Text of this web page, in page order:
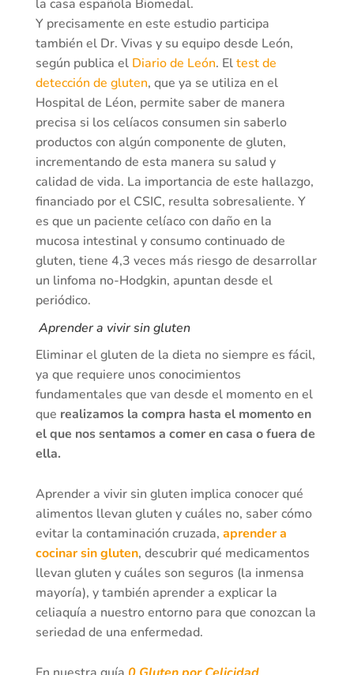
la casa española Biomedal.
Y precisamente en este estudio participa
también el Dr. Vivas y su equipo desde León,
según publica el Diario de León. Eltest de
detección de gluten, que ya se utiliza en el
Hospital de Léon, permite saber de manera
precisa si los celíacos consumen sin saberlo
productos con algún componente de gluten,
incrementando de esta manera su salud y
calidad de vida. La importancia de este hallazgo,
financiado por el CSIC, resulta sobresaliente. Y
es que un paciente celíaco con daño en la
mucosa intestinal y consumo continuado de
gluten, tiene 4,3 veces más riesgo de desarrollar
un linfoma no-Hodgkin, apuntan desde el
periódico.
Aprender a vivir sin gluten
Eliminar el gluten de la dieta no siempre es fácil,
ya que requiere unos conocimientos
fundamentales que van desde el momento en el
que realizamos la compra hasta el momento en
el que nos sentamos a comer en casa o fuera de
ella.
Aprender a vivir sin gluten implica conocer qué
alimentos llevan gluten y cuáles no, saber cómo
evitar la contaminación cruzada, aprender a
cocinar sin gluten, descubrir qué medicamentos
llevan gluten y cuáles son seguros (la inmensa
mayoría), y también aprender a explicar la
celiaquía a nuestro entorno para que conozcan la
seriedad de una enfermedad.